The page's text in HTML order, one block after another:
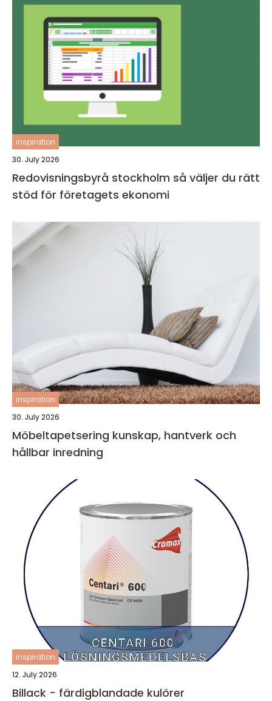
inspiration
30. July 2026
Redovisningsbyrå stockholm så väljer du rätt
stöd för företagets ekonomi
inspiration
30. July 2026
Möbeltapetsering kunskap, hantverk och
hållbar inredning
inspiration
12. July 2026
Billack - färdigblandade kulörer